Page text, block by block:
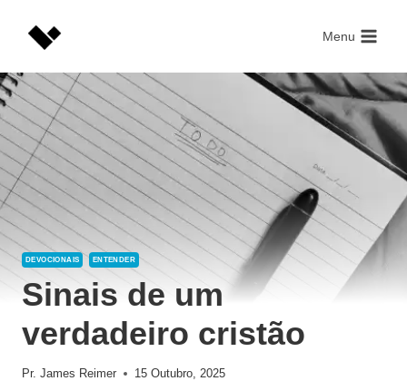
Menu
DEVOCIONAIS ENTENDER
Sinais de um
verdadeiro cristão
Pr. James Reimer 15 Outubro, 2025